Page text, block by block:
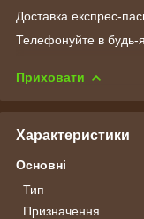
Доставка експрес-
Телефонуйте в будь-
Приховати
Характеристики
Основні
Тип
Призначення